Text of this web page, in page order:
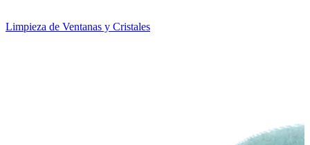
Limpieza de Ventanas y Cristales